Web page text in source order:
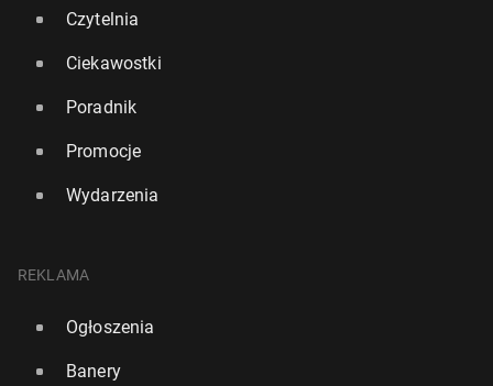
śliw­szy kraj świata
20 marca, 09:00
Czytelnia
Ciekawostki
Poradnik
Promocje
Wydarzenia
REKLAMA
Ogłoszenia
Banery